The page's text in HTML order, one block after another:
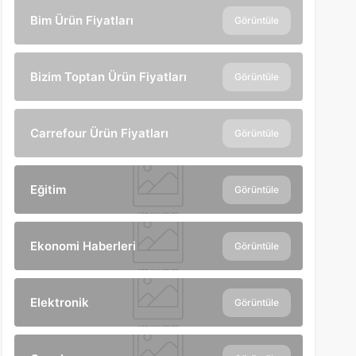
Bim Ürün Fiyatları Görüntüle
Bizim Toptan Ürün Fiyatları Görüntüle
Carrefour Ürün Fiyatları Görüntüle
Eğitim Görüntüle
Ekonomi Haberleri Görüntüle
Elektronik Görüntüle